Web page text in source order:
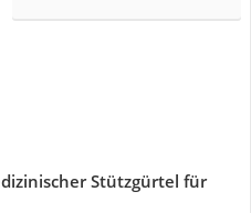
Stützgürtel für